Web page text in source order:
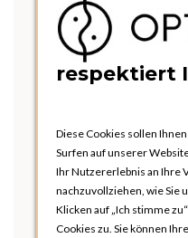
respektiert
Diese Cookies sollen
Surfen auf unserer
Ihr Nutzererlebnis an Ihre
nachzuvollziehen, wie Sie
Klicken auf „Ich stimme
Cookies zu. Sie können